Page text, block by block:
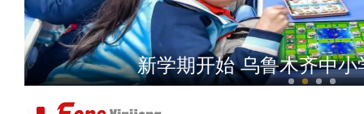
昌吉有戏•闽疆合韵——漳
新学期开始 乌鲁木齐中小